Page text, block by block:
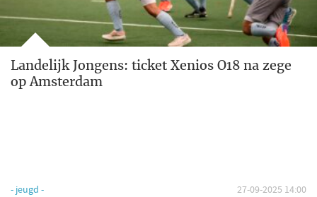
Landelijk Jongens: ticket Xenios O18 na zege
op Amsterdam
- jeugd - 27-09-2025 14:00